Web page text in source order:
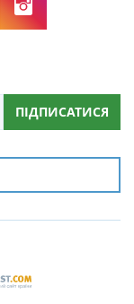
ПІДПИСАТИСЯ